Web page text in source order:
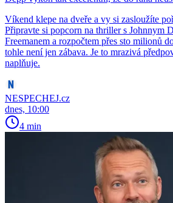
Víkend klepe na dveře a vy si zasloužíte
Připravte si popcorn na thriller s Johnnym
Freemanem a rozpočtem přes sto milionů
tohle není jen zábava. Je to mrazivá
naplňuje.
NESPECHEJ.cz
dnes, 10:00
4 min